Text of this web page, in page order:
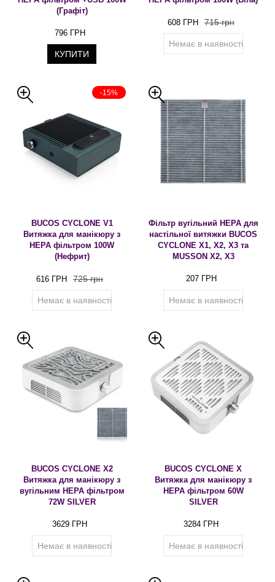
(Графіт)
796 ГРН
КУПИТИ
608 ГРН 715 грн
Немає в наявності
-15%
BUCOS CYCLONE V1
Витяжка для манікюру з
HEPA фільтром 100W
(Нефрит)
616 ГРН 725 грн
Немає в наявності
Фільтр вугільний HEPA для
настільної витяжки BUCOS
CYCLONE X1, X2, X3 та
MUSSON X2, X3
207 ГРН
Немає в наявності
BUCOS CYCLONE X2
Витяжка для манікюру з
вугільним HEPA фільтром
72W SILVER
3629 ГРН
Немає в наявності
BUCOS CYCLONE X
Витяжка для манікюру з
HEPA фільтром 60W
SILVER
3284 ГРН
Немає в наявності